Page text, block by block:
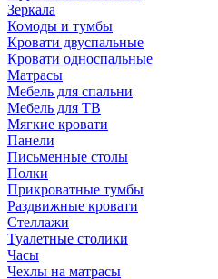
Зеркала
Комоды и тумбы
Кровати двуспальные
Кровати односпальные
Матрасы
Мебель для спальни
Мебель для ТВ
Мягкие кровати
Панели
Письменные столы
Полки
Прикроватные тумбы
Раздвижные кровати
Стеллажи
Туалетные столики
Часы
Чехлы на матрасы